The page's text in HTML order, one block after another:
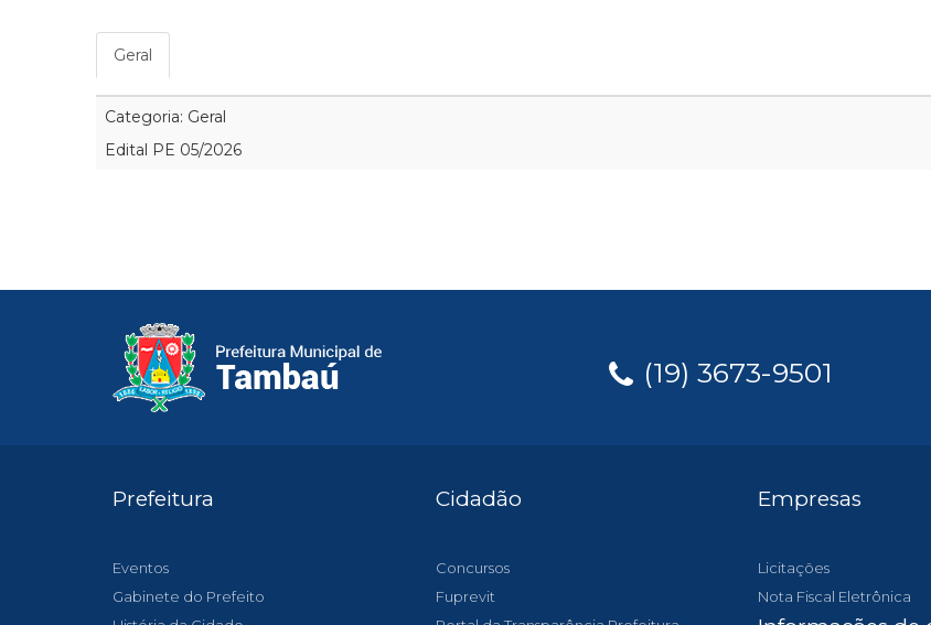
Geral
Categoria: Geral
Edital PE 05/2026
(19) 3673-9501
Prefeitura
Eventos
Gabinete do Prefeito
Cidadão
Concursos
Fuprevit
Empresas
Licitações
Nota Fiscal Eletrônica